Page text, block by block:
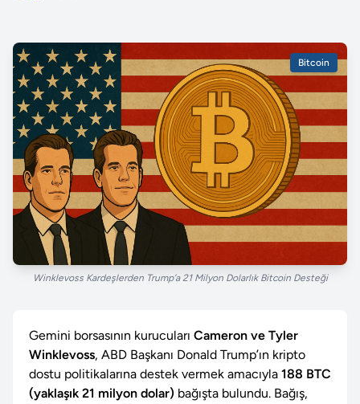
Bitcoin
Winklevoss Kardeşlerden Trump’a 21 Milyon Dolarlık Bitcoin Desteği
Gemini borsasının kurucuları Cameron ve Tyler
Winklevoss, ABD Başkanı Donald Trump’ın kripto
dostu politikalarına destek vermek amacıyla 188 BTC
(yaklaşık 21 milyon dolar) bağışta bulundu. Bağış,